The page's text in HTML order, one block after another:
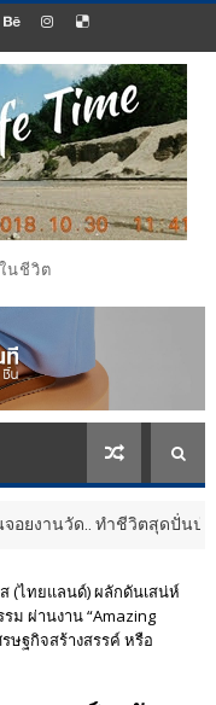
นชีวิต
ำชีวิตสุดปั่นป่วน ประชาสั
(ไทยแลนด์) ผลักดันเสน่ห์
ม ผ่านงาน “Amazing
ษฐกิจสร้างสรรค์ หรือ